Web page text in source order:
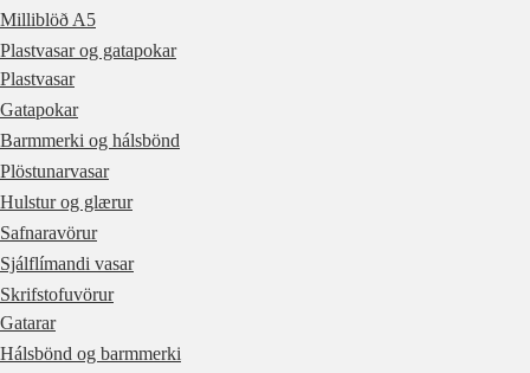
Milliblöð A5
Plastvasar og gatapokar
Plastvasar
Gatapokar
Barmmerki og hálsbönd
Plöstunarvasar
Hulstur og glærur
Safnaravörur
Sjálflímandi vasar
Skrifstofuvörur
Gatarar
Hálsbönd og barmmerki